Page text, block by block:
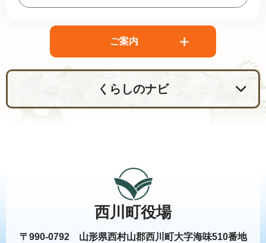
ご案内
くらしのナビ
西川町役場
〒990-0792 山形県西村山郡西川町大字海味510番地